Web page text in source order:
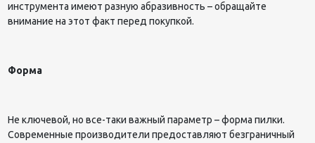
инструмента имеют разную абразивность – обращайте
внимание на этот факт перед покупкой.
Форма
Не ключевой, но все-таки важный параметр – форма пилки.
Современные производители предоставляют безграничный